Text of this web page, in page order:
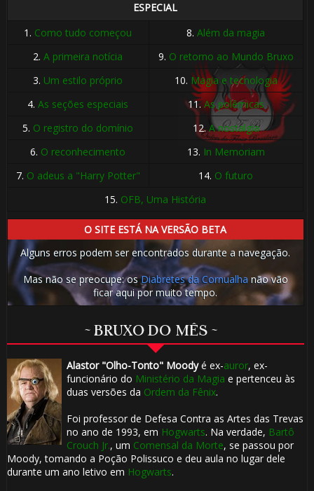
ESPECIAL
1. Como tudo começou 8.Além da magia
2.A primeira notícia 9. O retorno ao Mundo Bruxo
3. Um estilo próprio 10. Magia e tecnologia
4.As seções especiais 11.As polêmicas
5. O registro do domínio 12.A nostalgia
6. O reconhecimento 13. In Memoriam
7. O adeus a "Harry Potter" 14. O futuro
15. OFB, Uma História
O SITE ESTÁ NA VERSÃO BETA
Alguns erros podem ser encontrados durante a navegação.
Mas não se preocupe: osDiabretes da Cornualha não vão
ficar aqui por muito tempo.
~ BRUXO DO MÊS ~
Alastor "Olho-Tonto" Moodyé ex-auror, ex-
funcionário do Ministério da Magia e pertenceu às
duas versões da Ordem da Fênix.
Foi professor de Defesa Contra as Artes das Trevas
no ano de 1993, em Hogwarts. Na verdade, Bartô
Crouch Jr., um Comensal da Morte, se passou por
Moody, tomando a Poção Polissuco e deu aula no lugar dele
durante um ano letivo em Hogwarts.